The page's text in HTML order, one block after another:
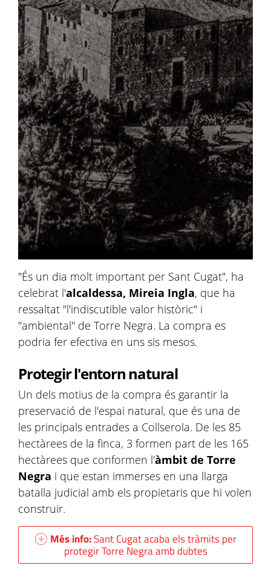
"És un dia molt important per Sant Cugat", ha
celebrat l'alcaldessa, Mireia Ingla, que ha
ressaltat "l'indiscutible valor històric" i
"ambiental" de Torre Negra. La compra es
podria fer efectiva en uns sis mesos.
Protegir l'entorn natural
Un dels motius de la compra és garantir la
preservació de l'espai natural, que és una de
les principals entrades a Collserola. De les 85
hectàrees de la finca, 3 formen part de les 165
hectàrees que conformen l'àmbit de Torre
Negra i que estan immerses en una llarga
batalla judicial amb els propietaris que hi volen
construir.
Més info:Sant Cugat acaba els tràmits per
protegir Torre Negra amb dubtes